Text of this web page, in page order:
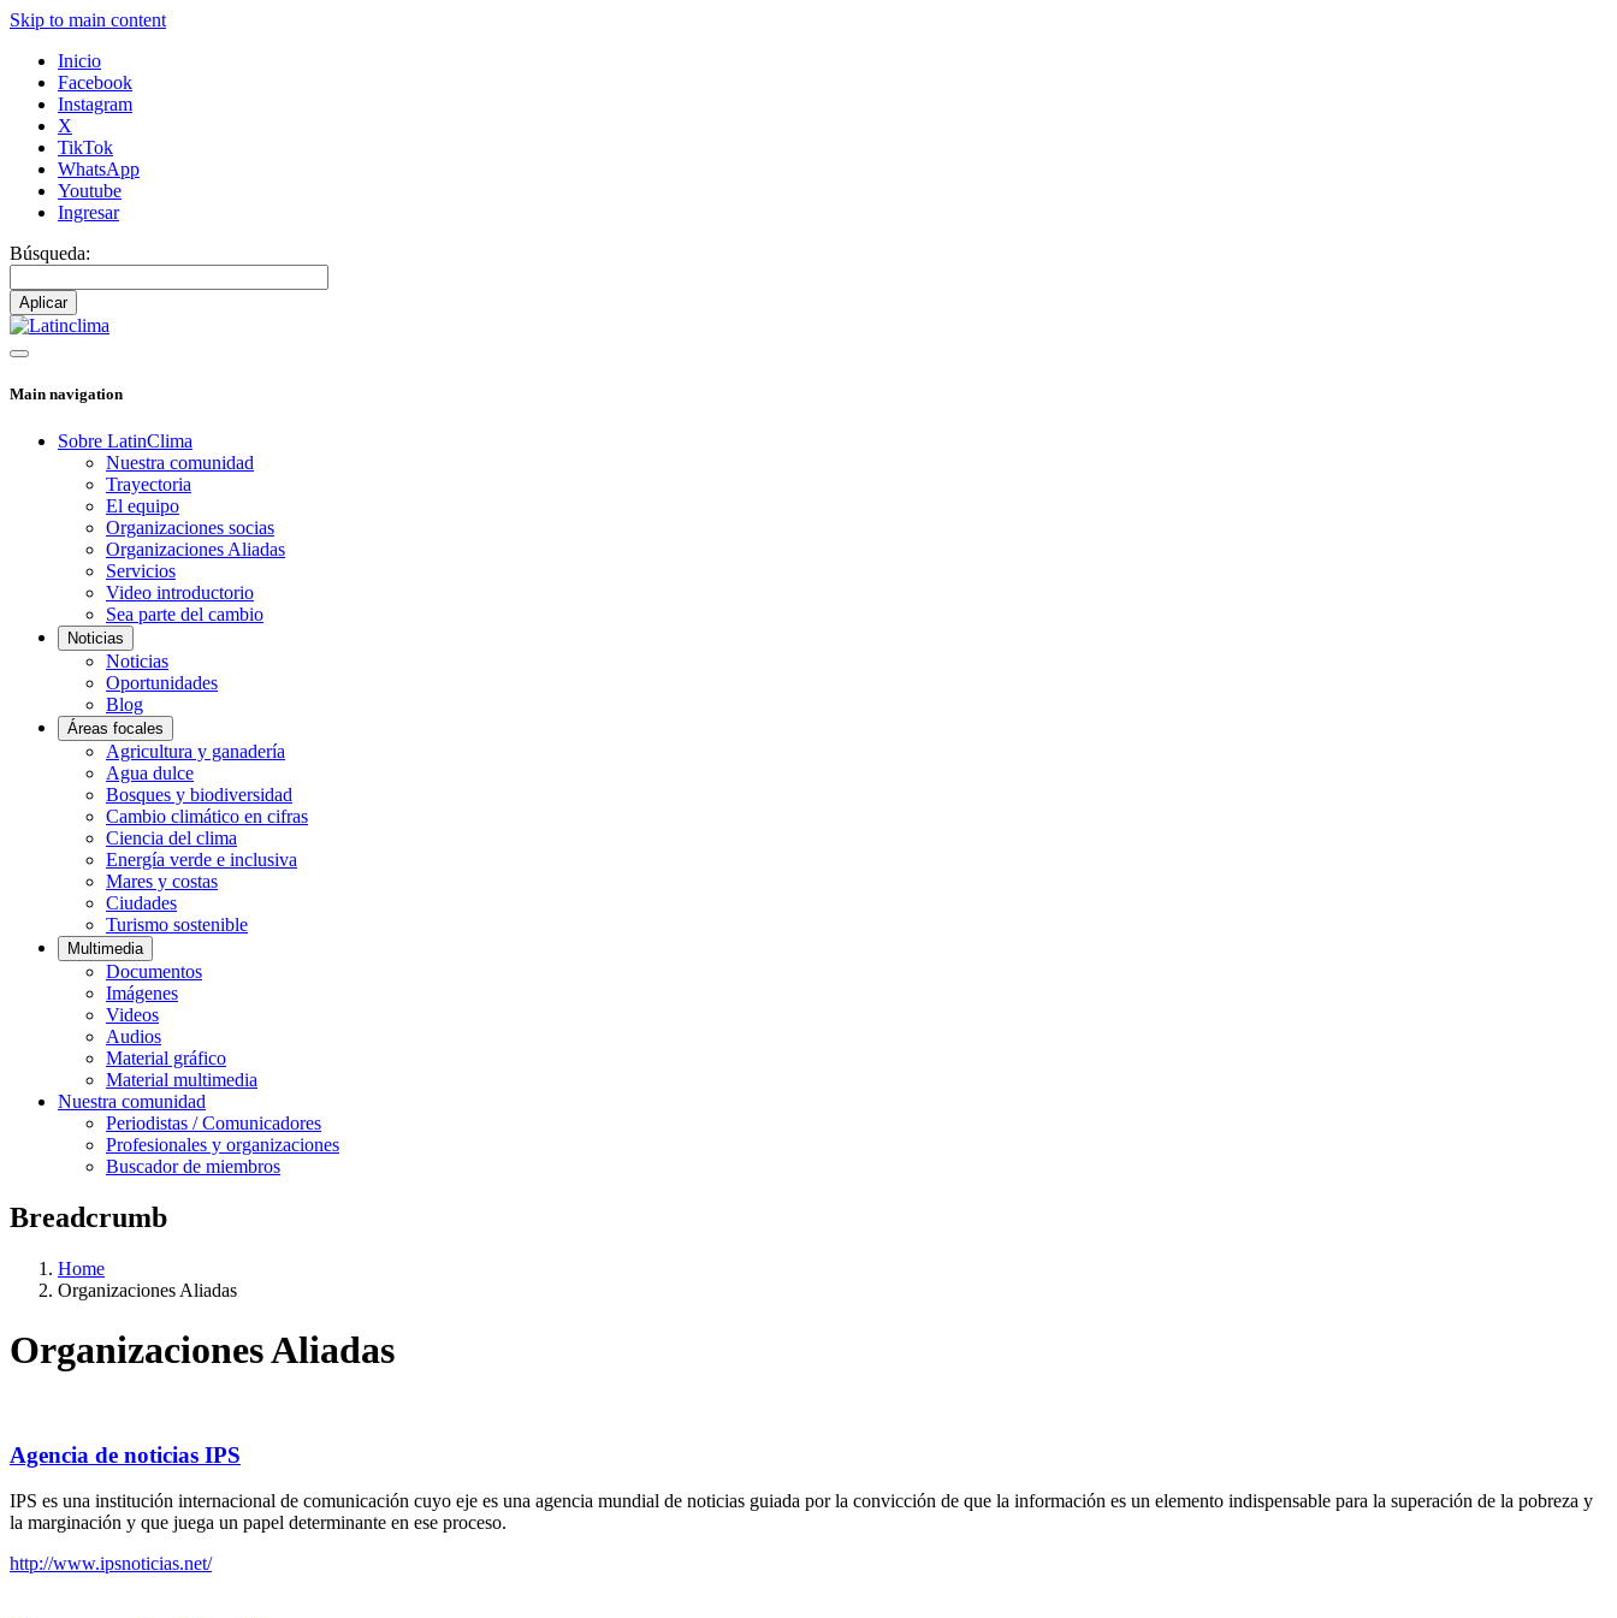
Skip to main content
Inicio
Facebook
Instagram
X
TikTok
WhatsApp
Youtube
Ingresar
Búsqueda:
Main navigation
Sobre LatinClima
Nuestra comunidad
Trayectoria
El equipo
Organizaciones socias
Organizaciones Aliadas
Servicios
Video introductorio
Sea parte del cambio
Noticias
Noticias
Oportunidades
Blog
Áreas focales
Agricultura y ganadería
Agua dulce
Bosques y biodiversidad
Cambio climático en cifras
Ciencia del clima
Energía verde e inclusiva
Mares y costas
Ciudades
Turismo sostenible
Multimedia
Documentos
Imágenes
Videos
Audios
Material gráfico
Material multimedia
Nuestra comunidad
Periodistas / Comunicadores
Profesionales y organizaciones
Buscador de miembros
Breadcrumb
Home
Organizaciones Aliadas
Organizaciones Aliadas
Agencia de noticias IPS
IPS es una institución internacional de comunicación cuyo eje es una agencia mundial de noticias guiada por la convicción de que la información es un elemento indispensable para la superación de la pobreza y
la marginación y que juega un papel determinante en ese proceso.
http://www.ipsnoticias.net/